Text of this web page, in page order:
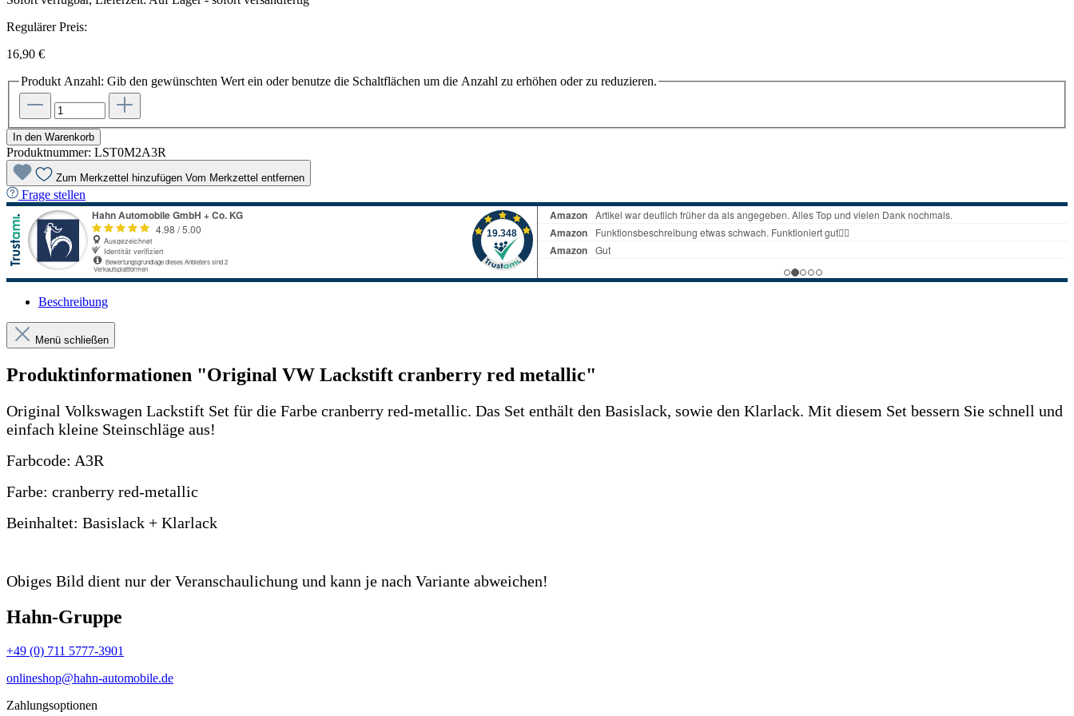
Regulärer Preis:
16,90 €
Produkt Anzahl: Gib den gewünschten Wert ein oder benutze die Schaltflächen um die Anzahl zu erhöhen oder zu reduzieren.
In den Warenkorb
Produktnummer: LST0M2A3R
Zum Merkzettel hinzufügen Vom Merkzettel entfernen
Frage stellen
Beschreibung
Menü schließen
Produktinformationen "Original VW Lackstift cranberry red metallic"
Original Volkswagen Lackstift Set für die Farbe cranberry red-metallic. Das Set enthält den Basislack, sowie den Klarlack. Mit diesem Set bessern Sie schnell und
einfach kleine Steinschläge aus!
Farbcode: A3R
Farbe: cranberry red-metallic
Beinhaltet: Basislack + Klarlack
Obiges Bild dient nur der Veranschaulichung und kann je nach Variante abweichen!
Hahn-Gruppe
+49 (0) 711 5777-3901
onlineshop@hahn-automobile.de
Zahlungsoptionen